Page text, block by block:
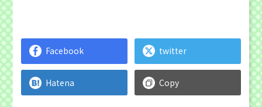
Facebook twitter
Hatena Copy